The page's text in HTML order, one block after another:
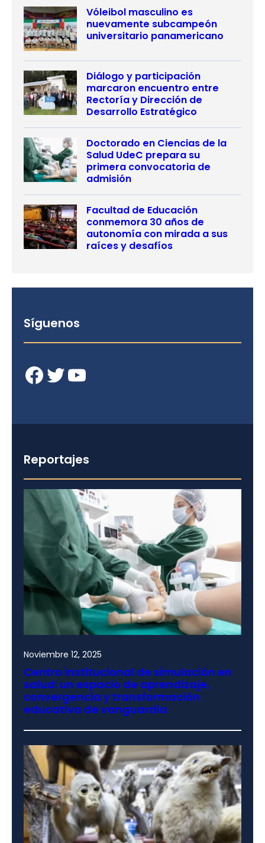
Vóleibol masculino es
nuevamente subcampeón
universitario panamericano
Diálogo y participación
marcaron encuentro entre
Rectoría y Dirección de
Desarrollo Estratégico
Doctorado en Ciencias de la
Salud UdeC prepara su
primera convocatoria de
admisión
Facultad de Educación
conmemora 30 años de
autonomía con mirada a sus
raíces y desafíos
Síguenos
Facebook Twitter YouTube
Reportajes
Noviembre 12, 2025
Centro institucional de simulación en
salud: un espacio de aprendizaje,
convergencia y transformación
educativa de vanguardia